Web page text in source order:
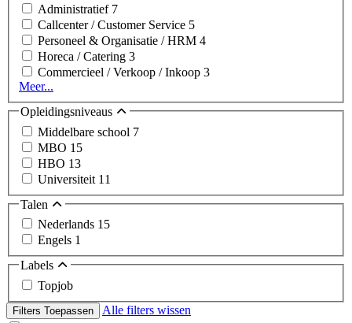
Administratief 7
Callcenter / Customer Service 5
Personeel & Organisatie / HRM 4
Horeca / Catering 3
Commercieel / Verkoop / Inkoop 3
Meer...
Opleidingsniveaus
Middelbare school 7
MBO 15
HBO 13
Universiteit 11
Talen
Nederlands 15
Engels 1
Labels
Topjob
Filters Toepassen
Alle filters wissen